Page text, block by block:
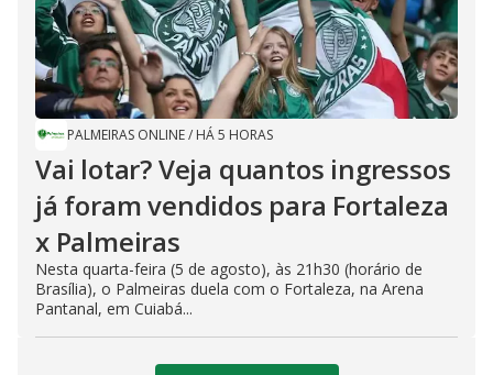
PALMEIRAS ONLINE/ HÁ 5 HORAS
Vai lotar? Veja quantos ingressos
já foram vendidos para Fortaleza
x Palmeiras
Nesta quarta-feira (5 de agosto), às 21h30 (horário de
Brasília), o Palmeiras duela com o Fortaleza, na Arena
Pantanal, em Cuiabá...